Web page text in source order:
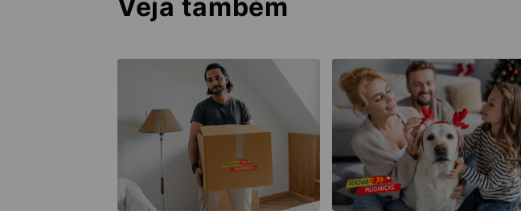
Veja também